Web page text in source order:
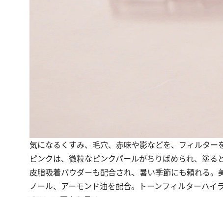
気になるくすみ、毛穴、赤味や影などを、フィルタ
ピンクは、微粒なピンクパールがちりばめられ、塗
皮脂吸着パウダーも配合され、暑い季節にも頼れる
ノール、アーモンド油を配合。トーンフィルターハイ